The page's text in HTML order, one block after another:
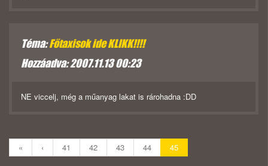
Téma:Főtaxisok ide KLIKK!!!!
Hozzáadva: 2007.11.13 00:23
NE viccelj, még a műanyag lakat is rárohadna :DD
« ‹ 41 42 43 44 45